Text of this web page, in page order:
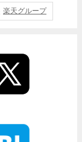
楽天グループ